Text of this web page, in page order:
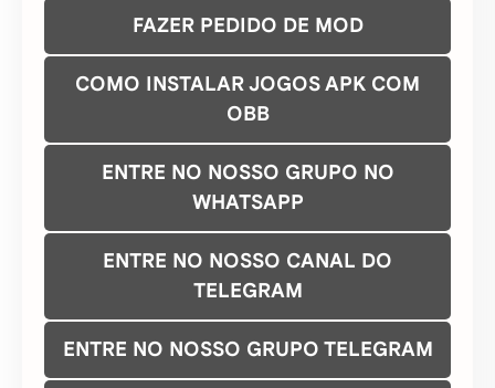
FAZER PEDIDO DE MOD
COMO INSTALAR JOGOS APK COM
OBB
ENTRE NO NOSSO GRUPO NO
WHATSAPP
ENTRE NO NOSSO CANAL DO
TELEGRAM
ENTRE NO NOSSO GRUPO TELEGRAM